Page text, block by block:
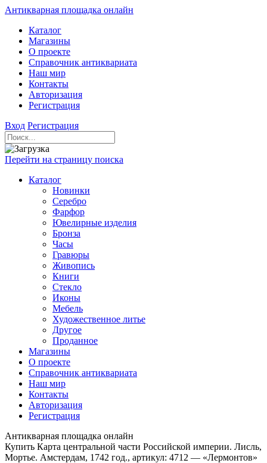
Антикварная площадка онлайн
Каталог
Магазины
О проекте
Справочник антиквариата
Наш мир
Контакты
Авторизация
Регистрация
Вход Регистрация
Перейти на страницу поиска
Каталог
Новинки
Серебро
Фарфор
Ювелирные изделия
Бронза
Часы
Гравюры
Живопись
Книги
Стекло
Иконы
Мебель
Художественное литье
Другое
Проданное
Магазины
О проекте
Справочник антиквариата
Наш мир
Контакты
Авторизация
Регистрация
Антикварная площадка онлайн
Купить Карта центральной части Российской империи. Лисль,
Мортье. Амстердам, 1742 год., артикул: 4712 — «Лермонтов»